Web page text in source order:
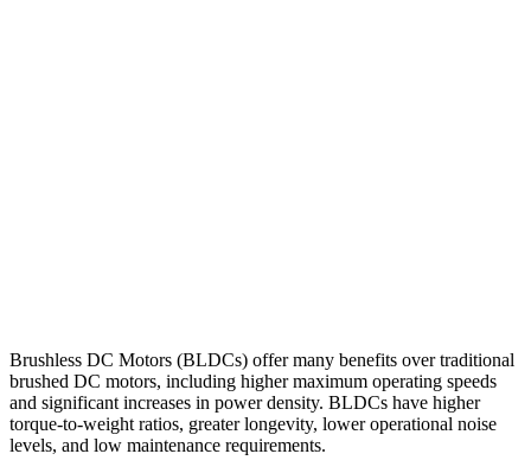
Brushless DC Motors (BLDCs) offer many benefits over traditional
brushed DC motors, including higher maximum operating speeds
and significant increases in power density. BLDCs have higher
torque-to-weight ratios, greater longevity, lower operational noise
levels, and low maintenance requirements.